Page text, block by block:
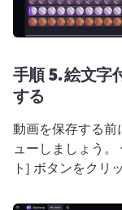
手順 5.絵文字
する
動画を保存する
ューしましょう。
ト] ボタンをクリ